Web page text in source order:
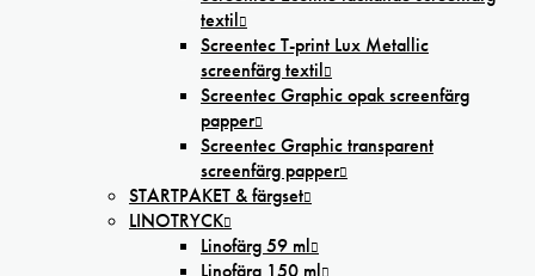
textil
Screentec T-print Lux Metallic
screenfärg textil
Screentec Graphic opak screenfärg
papper
Screentec Graphic transparent
screenfärg papper
STARTPAKET & färgset
LINOTRYCK
Linofärg 59 ml
Linofärg 150 ml